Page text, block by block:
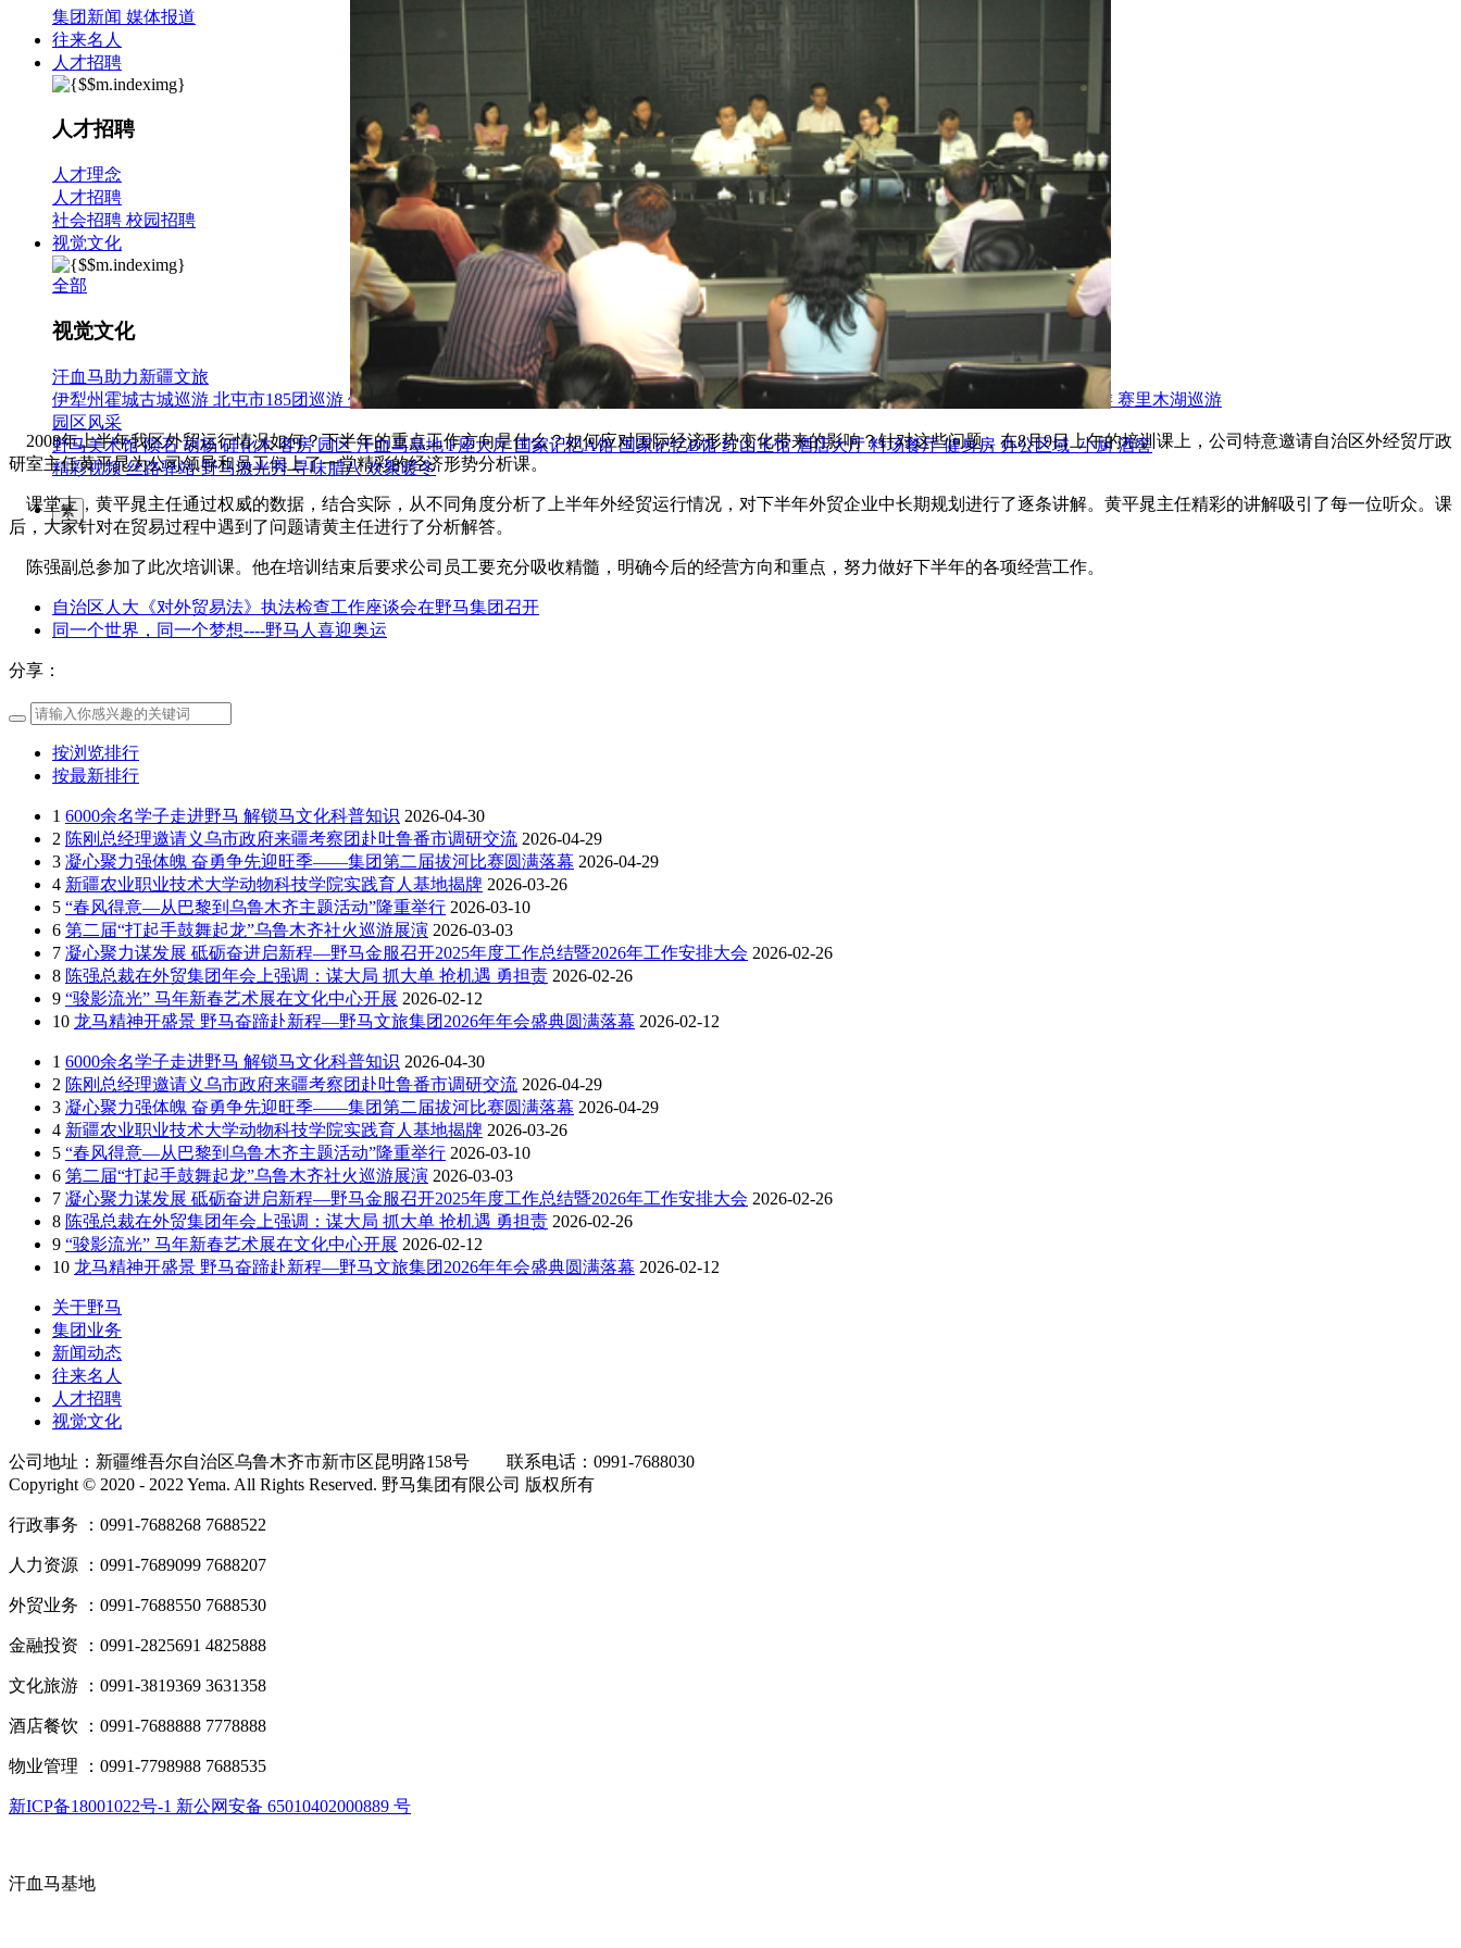
集团新闻 媒体报道
往来名人
人才招聘
人才招聘
人才理念
人才招聘
社会招聘 校园招聘
视觉文化
全部
视觉文化
汗血马助力新疆文旅
伊犁州霍城古城巡游 北屯市185团巡游 伊犁霍城县晃晃村巡游 阿勒泰北屯市巡游 阿勒泰布尔津县巡游 伊犁州察布查尔县巡游 伊犁昭苏巡游 赛里木湖巡游
园区风采
野马美术馆 陨石 胡杨 硅化木 客房 园区 汗血马基地 F座大厅 国家记忆A馆 国家记忆B馆 红山玉馆 酒店大厅 料场餐厅 健身房 办公区域 小厨 酒窖
精彩视频 丝路驿站·野马激光秀 寻味腊八 欢聚暖冬
繁
2008年上半年我区外贸运行情况如何？下半年的重点工作方向是什么？如何应对国际经济形势变化带来的影响？针对这些问题，在8月9日上午的培训课上，公司特意邀请自治区外经贸厅政
研室主任黄平晁为公司领导和员工们上了一堂精彩的经济形势分析课。
课堂上，黄平晁主任通过权威的数据，结合实际，从不同角度分析了上半年外经贸运行情况，对下半年外贸企业中长期规划进行了逐条讲解。黄平晁主任精彩的讲解吸引了每一位听众。课
后，大家针对在贸易过程中遇到了问题请黄主任进行了分析解答。
陈强副总参加了此次培训课。他在培训结束后要求公司员工要充分吸收精髓，明确今后的经营方向和重点，努力做好下半年的各项经营工作。
自治区人大《对外贸易法》执法检查工作座谈会在野马集团召开
同一个世界，同一个梦想----野马人喜迎奥运
分享：
按浏览排行
按最新排行
1 6000余名学子走进野马 解锁马文化科普知识 2026-04-30
2 陈刚总经理邀请义乌市政府来疆考察团赴吐鲁番市调研交流 2026-04-29
3 凝心聚力强体魄 奋勇争先迎旺季——集团第二届拔河比赛圆满落幕 2026-04-29
4 新疆农业职业技术大学动物科技学院实践育人基地揭牌 2026-03-26
5 “春风得意—从巴黎到乌鲁木齐主题活动”隆重举行 2026-03-10
6 第二届“打起手鼓舞起龙”乌鲁木齐社火巡游展演 2026-03-03
7 凝心聚力谋发展 砥砺奋进启新程—野马金服召开2025年度工作总结暨2026年工作安排大会 2026-02-26
8 陈强总裁在外贸集团年会上强调：谋大局 抓大单 抢机遇 勇担责 2026-02-26
9 “骏影流光” 马年新春艺术展在文化中心开展 2026-02-12
10 龙马精神开盛景 野马奋蹄赴新程—野马文旅集团2026年年会盛典圆满落幕 2026-02-12
1 6000余名学子走进野马 解锁马文化科普知识 2026-04-30
2 陈刚总经理邀请义乌市政府来疆考察团赴吐鲁番市调研交流 2026-04-29
3 凝心聚力强体魄 奋勇争先迎旺季——集团第二届拔河比赛圆满落幕 2026-04-29
4 新疆农业职业技术大学动物科技学院实践育人基地揭牌 2026-03-26
5 “春风得意—从巴黎到乌鲁木齐主题活动”隆重举行 2026-03-10
6 第二届“打起手鼓舞起龙”乌鲁木齐社火巡游展演 2026-03-03
7 凝心聚力谋发展 砥砺奋进启新程—野马金服召开2025年度工作总结暨2026年工作安排大会 2026-02-26
8 陈强总裁在外贸集团年会上强调：谋大局 抓大单 抢机遇 勇担责 2026-02-26
9 “骏影流光” 马年新春艺术展在文化中心开展 2026-02-12
10 龙马精神开盛景 野马奋蹄赴新程—野马文旅集团2026年年会盛典圆满落幕 2026-02-12
关于野马
集团业务
新闻动态
往来名人
人才招聘
视觉文化
公司地址：新疆维吾尔自治区乌鲁木齐市新市区昆明路158号
联系电话：0991-7688030
Copyright © 2020 - 2022 Yema. All Rights Reserved. 野马集团有限公司 版权所有
行政事务 ：0991-7688268 7688522
人力资源 ：0991-7689099 7688207
外贸业务 ：0991-7688550 7688530
金融投资 ：0991-2825691 4825888
文化旅游 ：0991-3819369 3631358
酒店餐饮 ：0991-7688888 7778888
物业管理 ：0991-7798988 7688535
新ICP备18001022号-1 新公网安备 65010402000889 号
汗血马基地